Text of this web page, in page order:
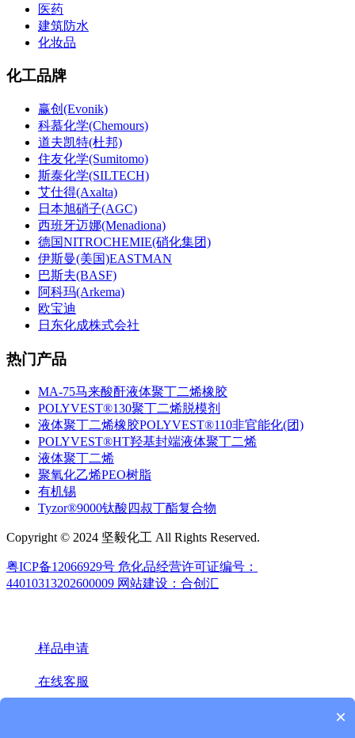
医药
建筑防水
化妆品
化工品牌
赢创(Evonik)
科慕化学(Chemours)
道夫凯特(杜邦)
住友化学(Sumitomo)
斯泰化学(SILTECH)
艾仕得(Axalta)
日本旭硝子(AGC)
西班牙迈娜(Menadiona)
德国NITROCHEMIE(硝化集团)
伊斯曼(美国)EASTMAN
巴斯夫(BASF)
阿科玛(Arkema)
欧宝迪
日东化成株式会社
热门产品
MA-75马来酸酐液体聚丁二烯橡胶
POLYVEST®130聚丁二烯脱模剂
液体聚丁二烯橡胶POLYVEST®110非官能化(团)
POLYVEST®HT羟基封端液体聚丁二烯
液体聚丁二烯
聚氧化乙烯PEO树脂
有机锡
Tyzor®9000钛酸四叔丁酯复合物
Copyright © 2024 坚毅化工 All Rights Reserved.
粤ICP备12066929号 危化品经营许可证编号：
44010313202600009 网站建设：合创汇
样品申请
在线客服
×